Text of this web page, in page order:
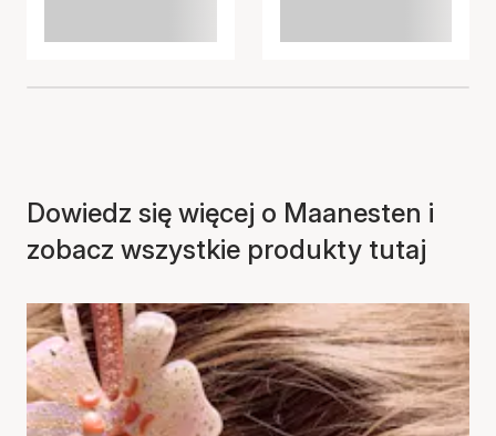
Dowiedz się więcej o Maanesten i
zobacz wszystkie produkty tutaj